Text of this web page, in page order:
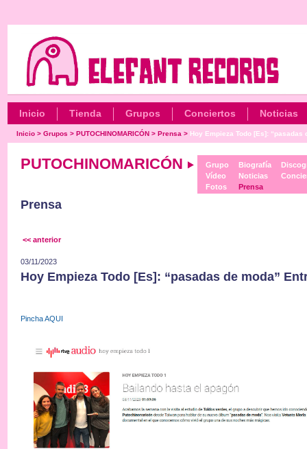
Inicio Tienda Grupos Conciertos Noticias
Inicio> Grupos > PUTOCHINOMARICÓN> Prensa > Hoy Empieza Todo [Es]: “pasadas
PUTOCHINOMARICÓN
Grupo
Vídeo
Fotos
Biografía
Noticias
Prensa
Prensa
<< anterior
03/11/2023
Hoy Empieza Todo [Es]: “pasadas de moda”
Pincha AQUI